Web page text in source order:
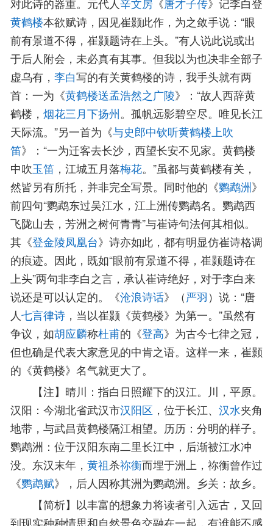
黄鹤楼本欲赋诗，因见崔颢此作，为之敛手说：“眼
前有景道不得，崔颢题诗在上头。”有人说此说或出
于后人附会，未必真有其事。但我以为也决非全部子
虚乌有， 李白写的有关黄鹤楼的诗，我手头就有两
首：一为《黄鹤楼送孟浩然之广陵》：“故人西辞黄
鹤楼， 烟花三月下扬州。孤帆远影碧空尽。唯见长江
天际流。”另一首为《与史郎中钦听黄鹤楼上吹
笛》：“一为迁客去长沙，西望长安不见家。黄鹤楼
中吹玉笛 ，江城五月落梅花。”虽都与黄鹤楼有关，
然皆另有所托，并非完全写景。同时他的《鹦鹉洲》
前四句“鹦鹉东过吴江水，江上洲传鹦鹉名。鹦鹉西
飞陇山去，芳洲之树何青青”与崔诗句法何其相似。
其《登金陵凤凰台》诗亦如此，都有明显仿崔诗格调
的痕迹。因此，既如“眼前有景道不得，崔颢题诗在
上头”两句非李白之言，承认崔诗绝好，对于李白来
说还是可以认定的。《沧浪诗话》（严羽）说：“唐
人七言律诗 ，当以崔颢《黄鹤楼》为第一。”虽然有
争议，如胡应麟称杜甫的《登高》为古今七律之冠，
但也确是代表大家意见的中肯之语。这样一来，崔颢
的《黄鹤楼》名气就更大了。
【注】晴川：指白日照耀下的汉江。川，平原。
汉阳：今湖北省武汉市汉阳区 ，位于长江、 汉水夹角
地带，与武昌黄鹤楼隔江相望。历历：分明的样子。
鹦鹉洲：位于汉阳东南二里长江中，后渐被江水冲
没。东汉末年， 黄祖杀祢衡而埋于洲上，祢衡曾作过
《鹦鹉赋》，后人因称其洲为鹦鹉洲。乡关：故乡。
【简析】以丰富的想象力将读者引入远古，又回
到现实种种情思和自然景色交融在一起，有谁能不感